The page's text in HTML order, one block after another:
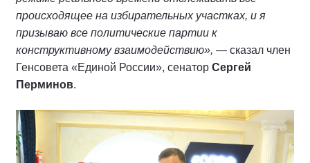
происходящее на избирательных участках, и я
призываю все политические партии к
конструктивному взаимодействию», — сказал член
Генсовета «Единой России», сенатор Сергей
Перминов.